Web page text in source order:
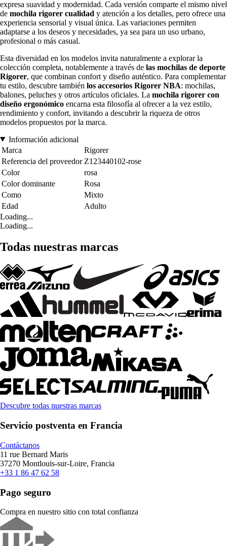
expresa suavidad y modernidad. Cada versión comparte el mismo nivel
de mochila rigorer cualidad y atención a los detalles, pero ofrece una
experiencia sensorial y visual única. Las variaciones permiten
adaptarse a los deseos y necesidades, ya sea para un uso urbano,
profesional o más casual.
Esta diversidad en los modelos invita naturalmente a explorar la
colección completa, notablemente a través de las mochilas de deporte
Rigorer, que combinan confort y diseño auténtico. Para complementar
tu estilo, descubre también los accesorios Rigorer NBA: mochilas,
balones, peluches y otros artículos oficiales. La mochila rigorer con
diseño ergonómico encarna esta filosofía al ofrecer a la vez estilo,
rendimiento y confort, invitando a descubrir la riqueza de otros
modelos propuestos por la marca.
Información adicional
Marca
Rigorer
Referencia del proveedor Z123440102-rose
Color
rosa
Color dominante
Rosa
Como
Mixto
Edad
Adulto
Loading...
Loading...
Todas nuestras marcas
Descubre todas nuestras marcas
Servicio postventa en Francia
Contáctanos
11 rue Bernard Maris
37270 Montlouis-sur-Loire, Francia
+33 1 86 47 62 58
Pago seguro
Compra en nuestro sitio con total confianza